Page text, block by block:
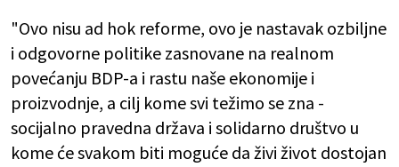
"Ovo nisu ad hok reforme, ovo je nastavak ozbiljne
i odgovorne politike zasnovane na realnom
povećanju BDP-a i rastu naše ekonomije i
proizvodnje, a cilj kome svi težimo se zna -
socijalno pravedna država i solidarno društvo u
kome će svakom biti moguće da živi život dostojan